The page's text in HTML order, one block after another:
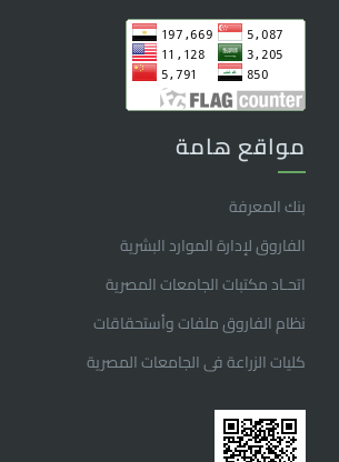
مواقع هامة
بنك المعرفة
الفاروق ﻹدارة الموارد البشرية
اتحـاد مكتبات الجامعات المصرية
نظام الفاروق ملفات وأستحقاقات
كليات الزراعة فى الجامعات المصرية